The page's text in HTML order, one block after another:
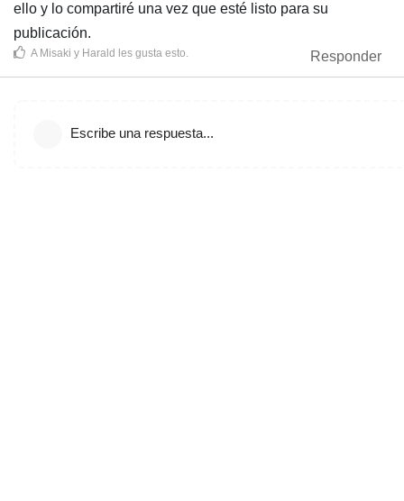
ello y lo compartiré una vez que esté listo para su
publicación.
Responder
A Misaki y Harald les gusta esto.
Escribe una respuesta...